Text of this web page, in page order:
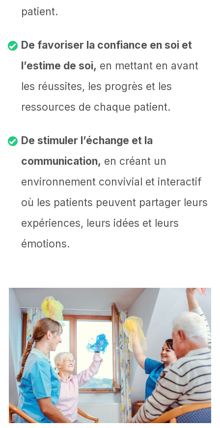
patient.
De favoriser la confiance en soi et
l’estime de soi, en mettant en avant
les réussites, les progrès et les
ressources de chaque patient.
De stimuler l’échange et la
communication, en créant un
environnement convivial et interactif
où les patients peuvent partager leurs
expériences, leurs idées et leurs
émotions.